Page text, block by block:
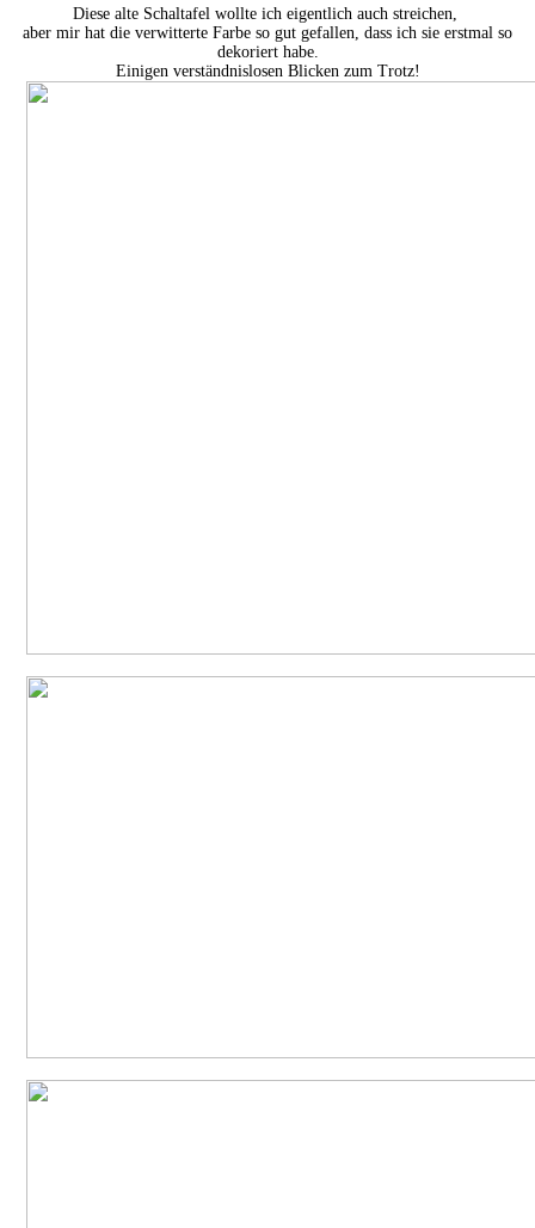
Diese alte Schaltafel wollte ich eigentlich auch streichen,
aber mir hat die verwitterte Farbe so gut gefallen, dass ich sie erstmal so
dekoriert habe.
Einigen verständnislosen Blicken zum Trotz!